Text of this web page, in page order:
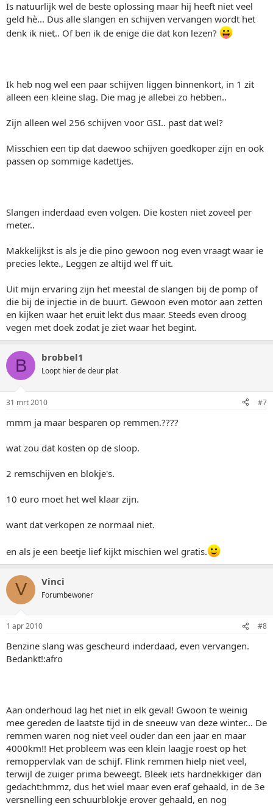
Is natuurlijk wel de beste oplossing maar hij heeft niet veel
geld hè... Dus alle slangen en schijven vervangen wordt het
denk ik niet.. Of ben ik de enige die dat kon lezen?
Ik heb nog wel een paar schijven liggen binnenkort, in 1 zit
alleen een kleine slag. Die mag je allebei zo hebben..
Zijn alleen wel 256 schijven voor GSI.. past dat wel?
Misschien een tip dat daewoo schijven goedkoper zijn en ook
passen op sommige kadettjes.
Slangen inderdaad even volgen. Die kosten niet zoveel per
meter..
Makkelijkst is als je die pino gewoon nog even vraagt waar ie
precies lekte., Leggen ze altijd wel ff uit.
Uit mijn ervaring zijn het meestal de slangen bij de pomp of
die bij de injectie in de buurt. Gewoon even motor aan zetten
en kijken waar het eruit lekt dus maar. Steeds even droog
vegen met doek zodat je ziet waar het begint.
B brobbel1
Loopt hier de deur plat
31 mrt 2010 #7
mmm ja maar besparen op remmen.????
wat zou dat kosten op de sloop.
2 remschijven en blokje's.
10 euro moet het wel klaar zijn.
want dat verkopen ze normaal niet.
en als je een beetje lief kijkt mischien wel gratis.
V Vinci
Forumbewoner
1 apr 2010 #8
Benzine slang was gescheurd inderdaad, even vervangen.
Bedankt!:afro
Aan onderhoud lag het niet in elk geval! Gwoon te weinig
mee gereden de laatste tijd in de sneeuw van deze winter... De
remmen waren nog niet veel ouder dan een jaar en maar
4000km!! Het probleem was een klein laagje roest op het
remoppervlak van de schijf. Flink remmen hielp niet veel,
terwijl de zuiger prima beweegt. Bleek iets hardnekkiger dan
gedacht:hmmz, dus het wiel maar even eraf gehaald, in de 3e
versnelling een schuurblokje erover gehaald, en nog